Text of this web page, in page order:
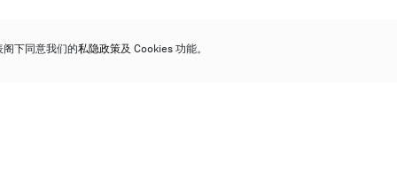
下同意我们的私隐政策及 Cookies 功能。